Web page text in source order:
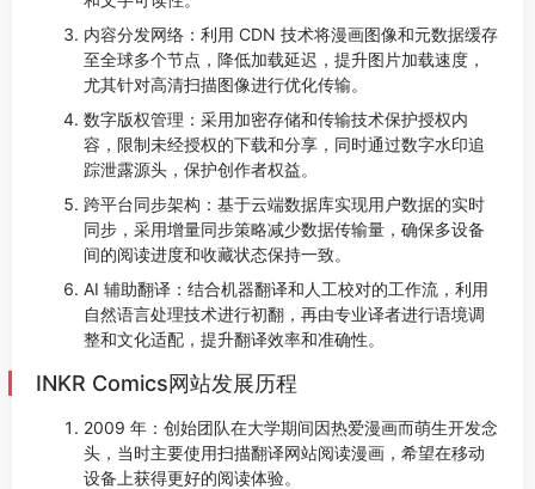
内容分发网络：利用 CDN 技术将漫画图像和元数据缓存
至全球多个节点，降低加载延迟，提升图片加载速度，
尤其针对高清扫描图像进行优化传输。
数字版权管理：采用加密存储和传输技术保护授权内
容，限制未经授权的下载和分享，同时通过数字水印追
踪泄露源头，保护创作者权益。
跨平台同步架构：基于云端数据库实现用户数据的实时
同步，采用增量同步策略减少数据传输量，确保多设备
间的阅读进度和收藏状态保持一致。
AI 辅助翻译：结合机器翻译和人工校对的工作流，利用
自然语言处理技术进行初翻，再由专业译者进行语境调
整和文化适配，提升翻译效率和准确性。
INKR Comics网站发展历程
2009 年：创始团队在大学期间因热爱漫画而萌生开发念
头，当时主要使用扫描翻译网站阅读漫画，希望在移动
设备上获得更好的阅读体验。